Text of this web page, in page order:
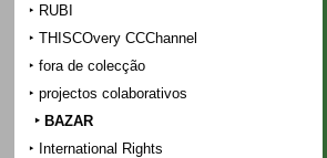
RUBI
THISCOvery CCChannel
fora de colecção
projectos colaborativos
BAZAR
International Rights